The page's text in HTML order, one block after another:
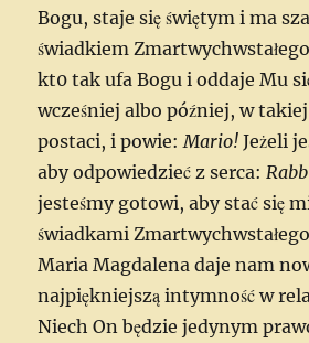
Bogu, staje się świętym i ma
świadkiem
kt0 tak ufa Bogu i oddaje Mu
wcześniej albo później, w
postaci, i powie: Mario! Jeżeli
aby odpowiedzieć z serca:
jesteśmy gotowi, aby stać się
świadkami
Maria Magdalena daje nam
najpiękniejszą intymność w
Niech On będzie jedynym